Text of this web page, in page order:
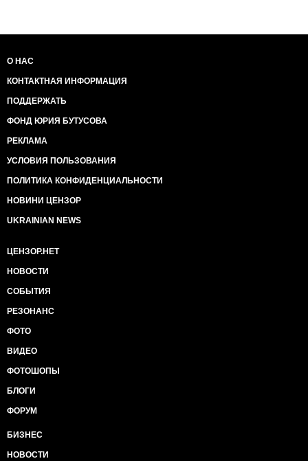
О НАС
КОНТАКТНАЯ ИНФОРМАЦИЯ
ПОДДЕРЖАТЬ
ФОНД ЮРИЯ БУТУСОВА
РЕКЛАМА
УСЛОВИЯ ПОЛЬЗОВАНИЯ
ПОЛИТИКА КОНФИДЕНЦИАЛЬНОСТИ
НОВИНИ ЦЕНЗОР
UKRAINIAN NEWS
ЦЕНЗОР.НЕТ
НОВОСТИ
СОБЫТИЯ
РЕЗОНАНС
ФОТО
ВИДЕО
ФОТОШОПЫ
БЛОГИ
ФОРУМ
БИЗНЕС
НОВОСТИ